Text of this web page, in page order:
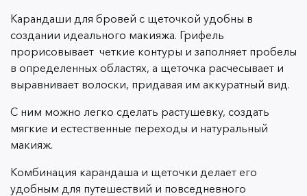
Карандаши для бровей с щеточкой удобны в
создании идеального макияжа. Грифель
прорисовывает четкие контуры и заполняет пробелы
в определенных областях, а щеточка расчесывает и
выравнивает волоски, придавая им аккуратный вид.
С ним можно легко сделать растушевку, создать
мягкие и естественные переходы и натуральный
макияж.
Комбинация карандаша и щеточки делает его
удобным для путешествий и повседневного